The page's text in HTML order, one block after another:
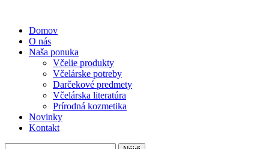
Domov
O nás
Naša ponuka
Včelie produkty
Včelárske potreby
Darčekové predmety
Včelárska literatúra
Prírodná kozmetika
Novinky
Kontakt